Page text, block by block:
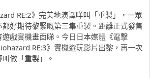
RE:2》完美地演譯咩叫「重製」，一眾
好期待黎緊嘅第三集重製。距離正式發售
戲實機畫面睇。今日日本媒體《電擊
RE:3》實機遊玩影片出黎，再一次
做「重製」。